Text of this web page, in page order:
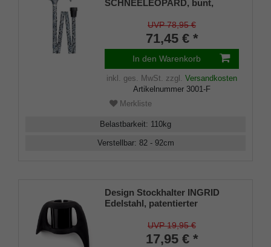
SCHNEELEOPARD, bunt,
stabiles Leichtmetall,
höhenverstellbar und faltbar,
Schneeleopardenfell-
Optik,Gummipuffer.
UVP 78,95 €
71,45 € *
In den Warenkorb
inkl. ges. MwSt. zzgl. Versandkosten
Artikelnummer 3001-F
Merkliste
Belastbarkeit: 110kg
Verstellbar: 82 - 92cm
Design Stockhalter INGRID
Edelstahl, patentierter
(18 - 22mm), Weichgummi
UVP 19,95 €
17,95 € *